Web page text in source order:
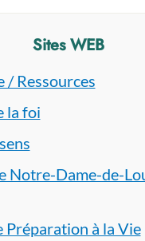
Sites WEB
/ Ressources
la foi
Notre-Dame-de-
Préparation à la Vie